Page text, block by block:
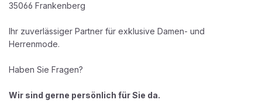
35066 Frankenberg
Ihr zuverlässiger Partner für exklusive Damen- und
Herrenmode.
Haben Sie Fragen?
Wir sind gerne persönlich für Sie da.